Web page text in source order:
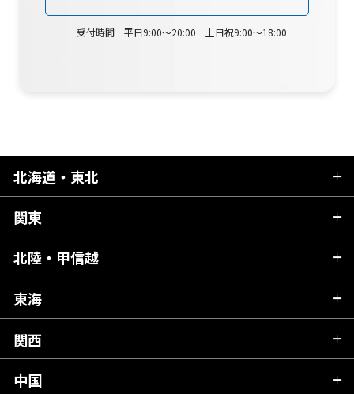
受付時間 平日9:00～20:00 土日祝9:00～18:00
北海道・東北
北海道
青森県
秋田県
岩手県
関東
茨城県
栃木県
群馬県
北陸・甲信越
新潟県
富山県
石川県
東海
岐阜県
静岡県
関西
滋賀県
中国